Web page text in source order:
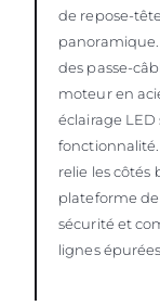
de repose-
des passe-
moteur en
éclairage
relie les
plateforme
sécurité et
lignes